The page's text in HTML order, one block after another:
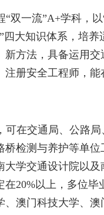
“双一流”A+学科，
”四大知识体系，培
方法， 具备运用交
册安全工程师， 能
可在交通局、公路
桥检测与养护等单位
学交通设计院以及
在20%以上，多位毕
澳门科技大学、澳